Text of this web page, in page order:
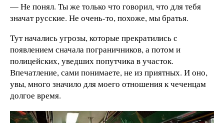
— Не понял. Ты же только что говорил, что для тебя
значат русские. Не очень-то, похоже, мы братья.
Тут начались угрозы, которые прекратились с
появлением сначала пограничников, а потом и
полицейских, уведших попутчика в участок.
Впечатление, сами понимаете, не из приятных. И оно,
увы, много значило для моего отношения к чеченцам
долгое время.